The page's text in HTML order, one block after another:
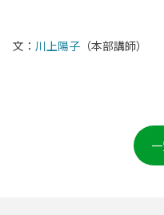
文： 川上陽子 （本部講師）